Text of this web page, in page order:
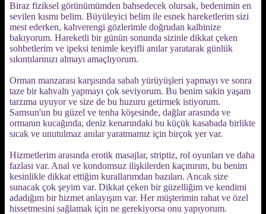
Biraz fiziksel görünümümden bahsedecek olursak, bedenimin en
sevilen kısmı belim. Büyüleyici belim ile esnek hareketlerim sizi
mest ederken, kahverengi gözlerimle doğrudan kalbinize
bakıyorum. Hareketli bir günün sonunda sizinle dikkat çeken
sohbetlerim ve ipeksi tenimle keyifli anılar yaratarak günlük
sıkıntılarınızı almayı amaçlıyorum.
Orman manzarası karşısında sabah yürüyüşleri yapmayı ve sonra
taze bir kahvaltı yapmayı çok seviyorum. Bu benim sakin yaşam
tarzıma uyuyor ve size de bu huzuru getirmek istiyorum.
Samsun'un bu güzel ve tenha köşesinde, dağlar arasında ve
ormanın kucağında, deniz kenarındaki bu küçük kasabada birlikte
sıcak ve unutulmaz anılar yaratmamız için birçok yer var.
Hizmetlerim arasında erotik masajlar, striptiz, rol oyunları ve daha
fazlası var. Anal ve kondomsuz ilişkilerden kaçınırım, bu benim
kesinlikle dikkat ettiğim kurallarımdan bazıları. Ancak size
sunacak çok şeyim var. Dikkat çeken bir güzelliğim ve kendimi
adadığım bir hizmet anlayışım var. Her müşterimin rahat ve özel
hissetmesini sağlamak için ne gerekiyorsa onu yapıyorum.